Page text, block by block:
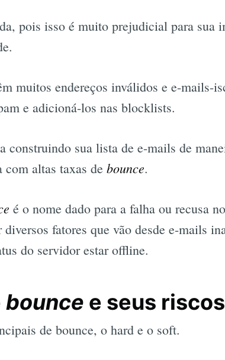
pois isso é muito prejudicial para sua
muitos endereços inválidos e e-mails-
e adicioná-los nas blocklists.
construindo sua lista de e-mails de
altas taxas de bounce.
é o nome dado para a falha ou recusa
diversos fatores que vão desde e-mails
do servidor estar offline.
bounce e seus riscos
de bounce, o hard e o soft.